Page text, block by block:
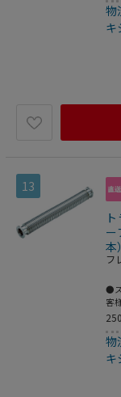
圧
物
キ
13
本
フ
●
客
用
力
耐
物
キ